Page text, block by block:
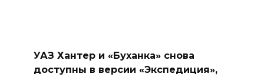
УАЗ Хантер и «Буханка» снова
доступны в версии «Экспедиция»,